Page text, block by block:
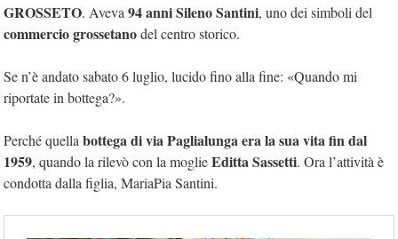
GROSSETO. Aveva 94 anni Sileno Santini, uno dei simboli del
commercio grossetanodel centro storico.
Se n’è andato sabato 6 luglio, lucido fino alla fine: «Quando mi
riportate in bottega?».
Perché quella bottega di via Paglialunga era la sua vita fin dal
1959, quando la rilevò con la moglieEditta Sassetti. Ora l’attività è
condotta dalla figlia, MariaPia Santini.